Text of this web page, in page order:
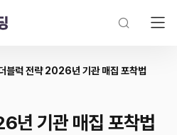
블럭 전략 2026년 기관 매집 포착법
년 기관 매집 포착법